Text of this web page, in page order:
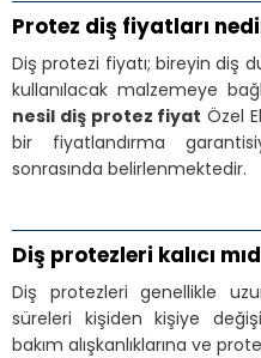
Protez diş fiyatları
Diş protezi fiyatı; bireyin diş
kullanılacak malzemeye
nesil diş protez fiyat Özel
bir fiyatlandırma
sonrasında belirlenmektedir.
Diş protezleri kalıcı
Diş protezleri genellikle
süreleri kişiden kişiye
bakım alışkanlıklarına ve